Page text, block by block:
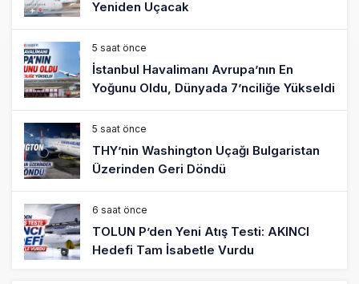
Yeniden Uçacak
5 saat önce
İstanbul Havalimanı Avrupa’nın En
Yoğunu Oldu, Dünyada 7’nciliğe Yükseldi
5 saat önce
THY’nin Washington Uçağı Bulgaristan
Üzerinden Geri Döndü
6 saat önce
TOLUN P’den Yeni Atış Testi: AKINCI
Hedefi Tam İsabetle Vurdu